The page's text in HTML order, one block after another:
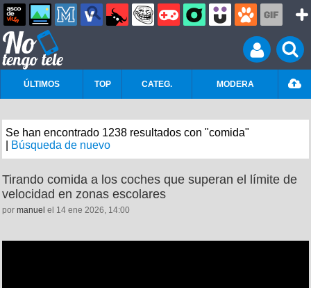
ÚLTIMOS TOP CATEG. MODERA
Se han encontrado 1238 resultados con "comida"
Búsqueda de nuevo
Tirando comida a los coches que superan el límite de
velocidad en zonas escolares
por manuel el 14 ene 2026, 14:00